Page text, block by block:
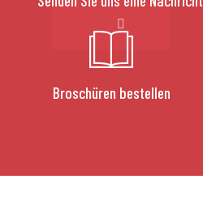
Broschüren bestellen